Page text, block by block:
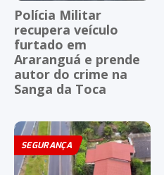
Polícia Militar
recupera veículo
furtado em
Araranguá e prende
autor do crime na
Sanga da Toca
SEGURANÇA